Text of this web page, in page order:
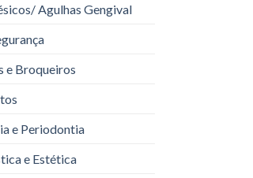
Agulhas Gengival
e Broqueiros
e Periodontia
e Estética